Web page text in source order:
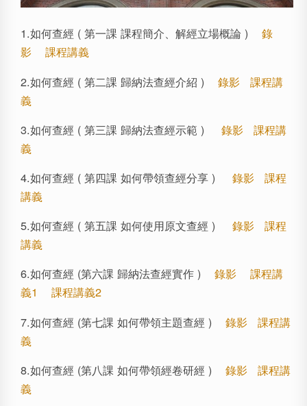
1.如何查經 ( 第一課 課程簡介、解經立場概論 ) 錄
影
課程講義
2.如何查經 ( 第二課 歸納法查經介紹 )
錄影
課程講
義
3.如何查經 ( 第三課 歸納法查經示範 )
錄影
課程講
義
4.如何查經 ( 第四課 如何帶領查經分享 )
錄影
課程
講義
5.如何查經 ( 第五課 如何使用原文查經 )
錄影
課程
講義
6.如何查經 (第六課 歸納法查經實作 )
錄影
課程講
義1
課程講義2
7.如何查經 (第七課 如何帶領主題查經 )
錄影
課程講
義
8.如何查經 (第八課 如何帶領經卷研經 )
錄影
課程講
義